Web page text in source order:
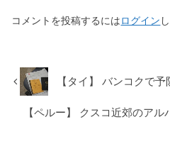
コメントを投稿するにはログイン
【タイ】 バンコクで
【ペルー】 クスコ近郊のアル